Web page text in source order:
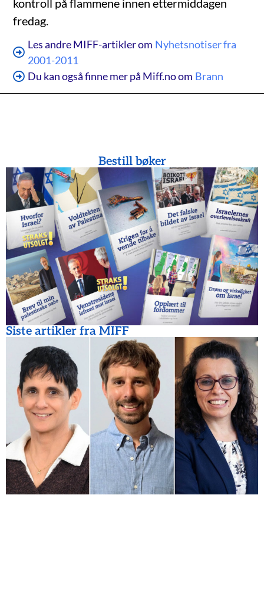
kontroll på flammene innen ettermiddagen
fredag.
Les andre MIFF-artikler om Nyhetsnotiser fra
2001-2011
Du kan også finne mer på Miff.no om Brann
Bestill bøker
Siste artikler fra MIFF